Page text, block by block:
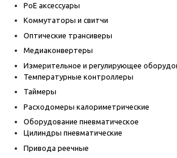
PoE аксессуары
Коммутаторы и свитчи
Оптические трансиверы
Медиаконвертеры
Измерительное и регулирующее
Температурные контроллеры
Таймеры
Расходомеры калориметрические
Оборудование пневматическое
Цилиндры пневматические
Привода реечные